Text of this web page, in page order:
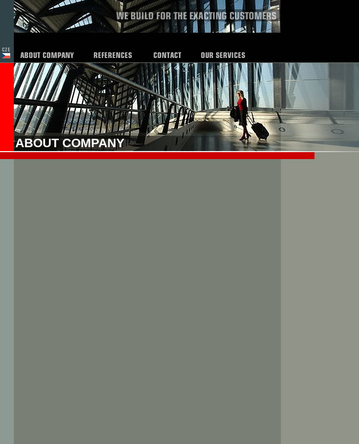
ABOUT COMPANY